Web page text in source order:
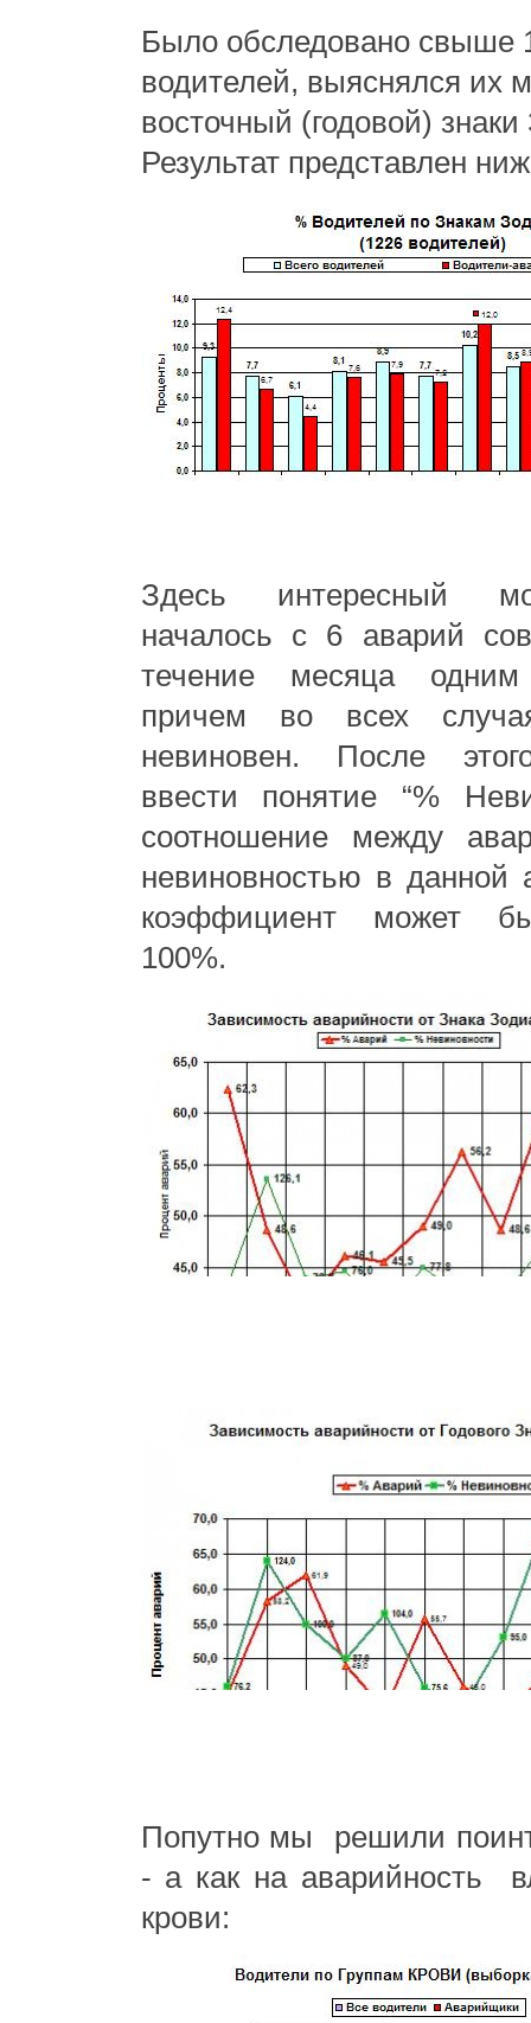
Было обследовано свыше
водителей, выяснялся их
восточный (годовой) знаки
Результат представлен
Здесь интересный
началось с 6 аварий
течение месяца одним
причем во всех
невиновен. После
ввести понятие “%
соотношение между
невиновностью в данной
коэффициент может
100%.
Попутно мы решили
- а как на аварийность
крови: